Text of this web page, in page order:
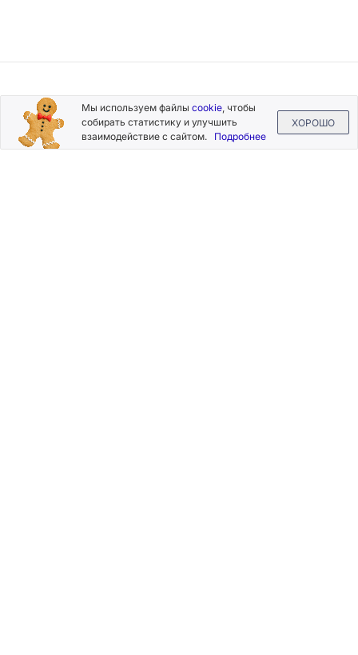
Подписывайтесь
на новости и акции
Мы используем файлы cookie, чтобы
собирать статистику и улучшить
взаимодействие с сайтом. Подробнее
ХОРОШО